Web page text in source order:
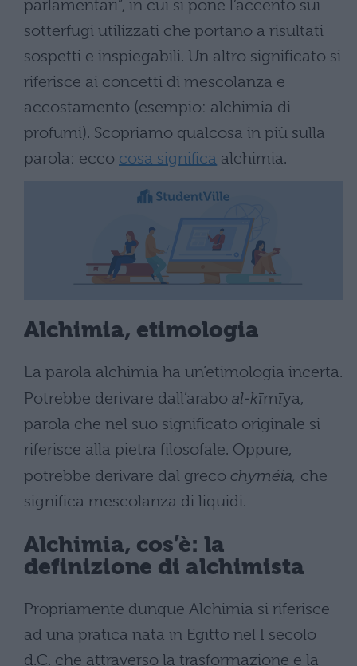
parlamentari”, in cui si pone l’accento sui
sotterfugi utilizzati che portano a risultati
sospetti e inspiegabili. Un altro significato si
riferisce ai concetti di mescolanza e
accostamento (esempio: alchimia di
profumi). Scopriamo qualcosa in più sulla
parola: ecco cosa significa alchimia.
Alchimia, etimologia
La parola alchimia ha un’etimologia incerta.
Potrebbe derivare dall’arabo al-kīmīya,
parola che nel suo significato originale si
riferisce alla pietra filosofale. Oppure,
potrebbe derivare dal greco chyméia, che
significa mescolanza di liquidi.
Alchimia, cos’è: la
definizione di alchimista
Propriamente dunque Alchimia si riferisce
ad una pratica nata in Egitto nel I secolo
d.C. che attraverso la trasformazione e la